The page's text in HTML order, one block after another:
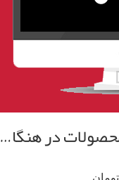
بارگذاری جدیدترین محصولات در هنگام اسکرول